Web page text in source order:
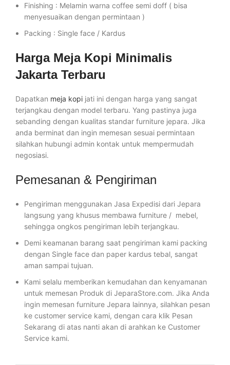
Finishing : Melamin warna coffee semi doff ( bisa
menyesuaikan dengan permintaan )
Packing : Single face / Kardus
Harga Meja Kopi Minimalis
Jakarta Terbaru
Dapatkan meja kopi jati ini dengan harga yang sangat
terjangkau dengan model terbaru. Yang pastinya juga
sebanding dengan kualitas standar furniture jepara. Jika
anda berminat dan ingin memesan sesuai permintaan
silahkan hubungi admin kontak untuk mempermudah
negosiasi.
Pemesanan & Pengiriman
Pengiriman menggunakan Jasa Expedisi dari Jepara
langsung yang khusus membawa furniture / mebel,
sehingga ongkos pengiriman lebih terjangkau.
Demi keamanan barang saat pengiriman kami packing
dengan Single face dan paper kardus tebal, sangat
aman sampai tujuan.
Kami selalu memberikan kemudahan dan kenyamanan
untuk memesan Produk di JeparaStore.com. Jika Anda
ingin memesan furniture Jepara lainnya, silahkan pesan
ke customer service kami, dengan cara klik Pesan
Sekarang di atas nanti akan di arahkan ke Customer
Service kami.